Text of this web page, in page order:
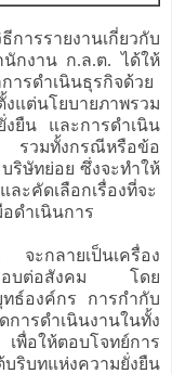
รรายงานเกี่ยวกับ
กงาน ก.ล.ต. ได้ให้
ารดำเนินธุรกิจด้วย
แต่นโยบายภาพรวม
ยืน และการดำเนิน
รวมทั้งกรณีหรือข้อ
ริษัทย่อย ซึ่งจะทำให้
ะคัดเลือกเรื่องที่จะ
ดำเนินการ
จะกลายเป็นเครื่อง
ชอบต่อสังคม โดย
ทธ์องค์กร การกำกับ
ารดำเนินงานในทั้ง
พื่อให้ตอบโจทย์การ
ริบทแห่งความยั่งยืน